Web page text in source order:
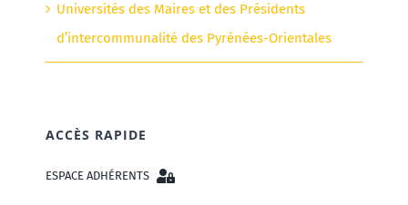
Universités des Maires et des Présidents
d’intercommunalité des Pyrénées-Orientales
ACCÈS RAPIDE
ESPACE ADHÉRENTS